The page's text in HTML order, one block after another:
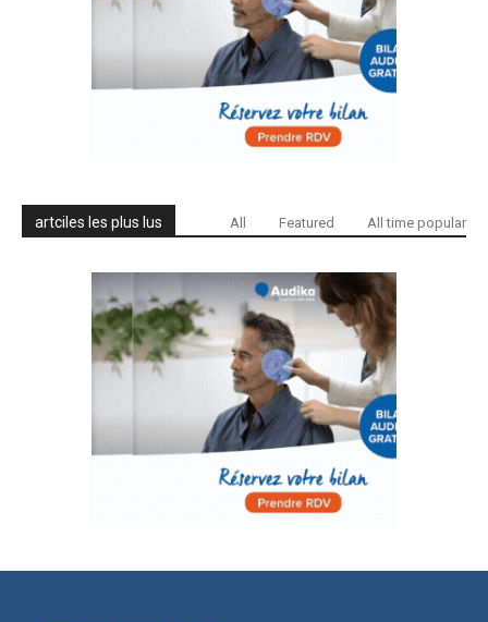
artciles les plus lus All Featured All time popular